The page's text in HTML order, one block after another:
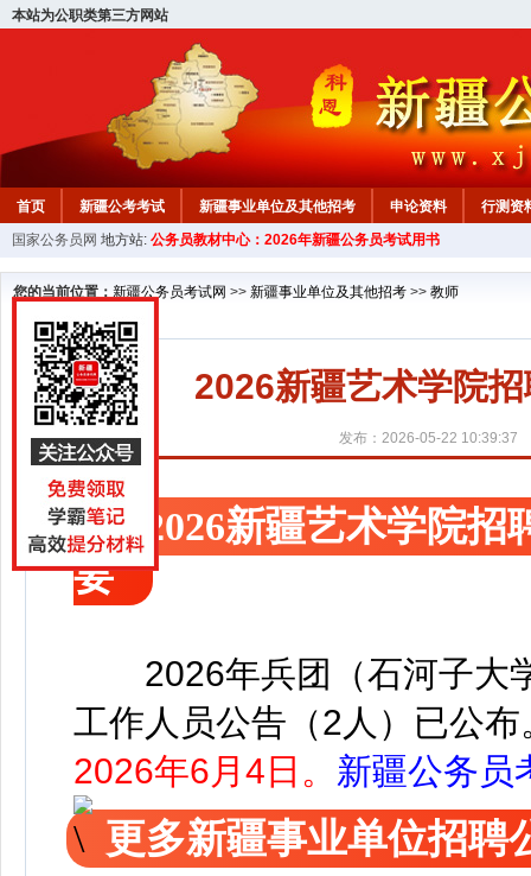
本站为公职类第三方网站
首页 新疆公考考试 新疆事业单位及其他招考 申论资料 行测资
新疆公务员行测试题 在线咨询 教材中心
国家公务员网 地方站: 公务员教材中心：2026年新疆公务员考试用书
您的当前位置： 新疆公务员考试网 >> 新疆事业单位及其他招考 >> 教师
2026新疆艺术学院
发布：2026-05-22 10:39:37
2026新疆艺术学院
要
2026年兵团（石河子大
工作人员公告（2人）已公布
2026年6月4日 。 新疆公务员
更多新疆事业单位招聘